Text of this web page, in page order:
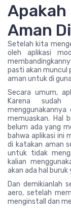
Aman
Setelah kita
oleh aplikasi
pasti akan muncul
aman untuk di
Secara umum,
Karena
memuaskan. Hal
belum ada yang
bahwa aplikasi ini
di katakan aman
untuk tidak
kalian
akan ada hal buruk
Dan demikianlah
aero, setelah
menginstall dan